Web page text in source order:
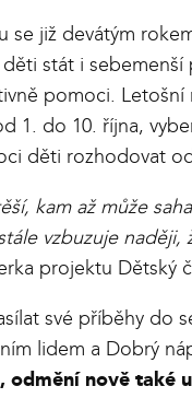
se již devátým
stát i
pomoci.
1. do 10. října,
děti rozhodovat
kam až může
vzbuzuje
projektu Dětský
své příběhy do
lidem a Dobrý
odmění nově také